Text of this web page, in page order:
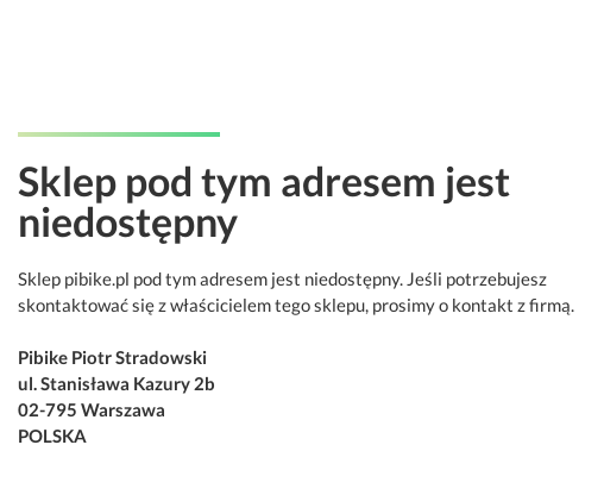
Sklep pod tym adresem jest
niedostępny
Sklep pibike.pl pod tym adresem jest niedostępny. Jeśli potrzebujesz
skontaktować się z właścicielem tego sklepu, prosimy o kontakt z firmą.
Pibike Piotr Stradowski
ul. Stanisława Kazury 2b
02-795 Warszawa
POLSKA